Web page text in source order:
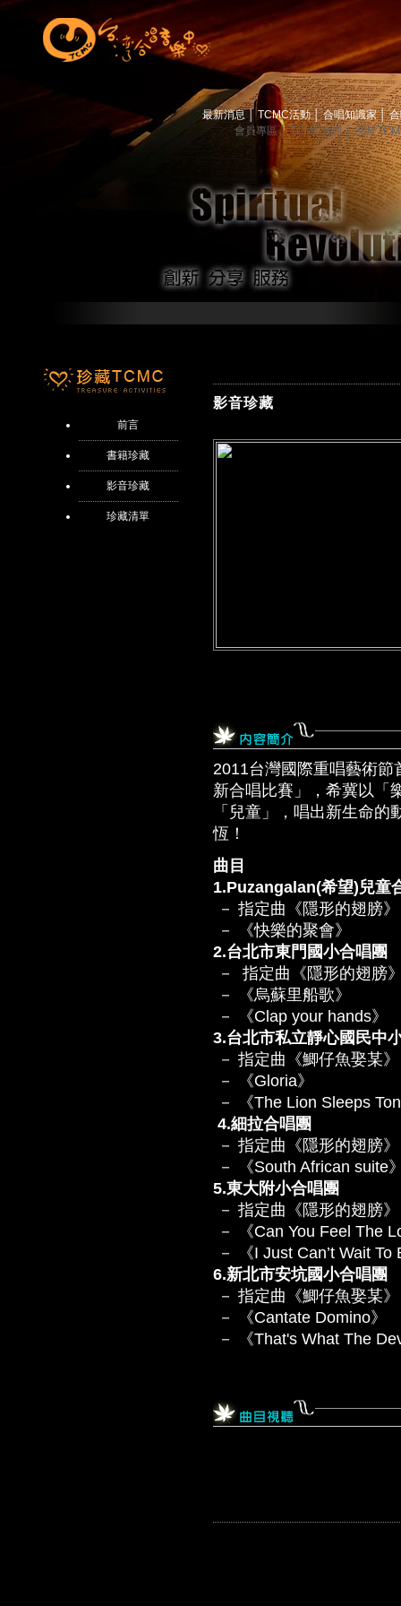
最新消息 TCMC活動│ 合唱知識家│
會員專區│ TCMC會訊│ 關於
前言
書籍珍藏
影音珍藏
珍藏清單
影音珍藏
2011台灣國際重唱藝術
新合唱比賽」，希冀以「
「兒童」，唱出新生命
恆！
曲目
1.Puzangalan(希望)兒童
－ 指定曲《隱形的翅膀》
－ 《快樂的聚會》
2.台北市東門國小合唱團
－ 指定曲《隱形的翅膀
－ 《烏蘇里船歌》
－ 《Clap your hands》
3.台北市私立靜心國民中
－ 指定曲《鯽仔魚娶某》
－ 《Gloria》
－ 《The Lion Sleeps
4.細拉合唱團
－ 指定曲《隱形的翅膀》
－ 《South African suite
5.東大附小合唱團
－ 指定曲《隱形的翅膀》
－ 《Can You Feel The
－ 《I Just Can’t Wait To
6.新北市安坑國小合唱團
－ 指定曲《鯽仔魚娶某》
－ 《Cantate Domino》
－ 《That's What The